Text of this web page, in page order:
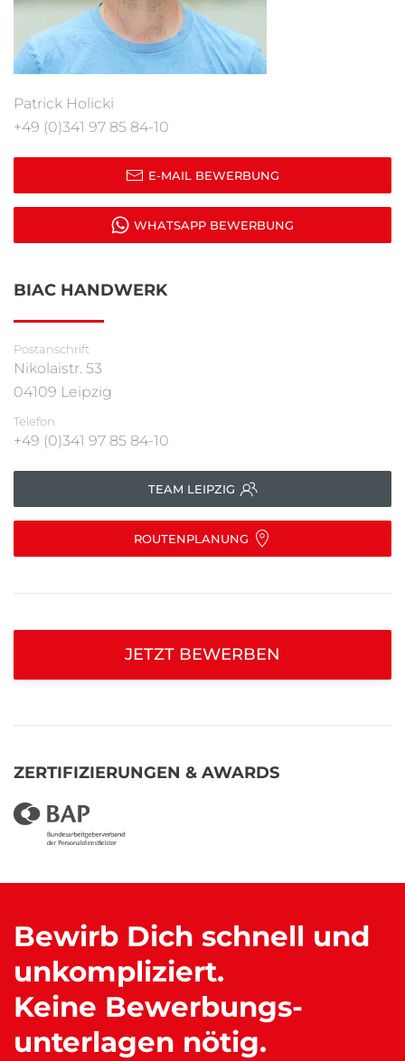
Patrick Holicki
+49 (0)341 97 85 84-10
E-MAIL BEWERBUNG
WHATSAPP BEWERBUNG
BIAC HANDWERK
Postanschrift
Nikolaistr. 53
04109 Leipzig
Telefon
+49 (0)341 97 85 84-10
TEAM LEIPZIG
ROUTENPLANUNG
JETZT BEWERBEN
ZERTIFIZIERUNGEN & AWARDS
Bewirb Dich schnell und
unkompliziert.
Keine Bewerbungs-
unterlagen nötig.